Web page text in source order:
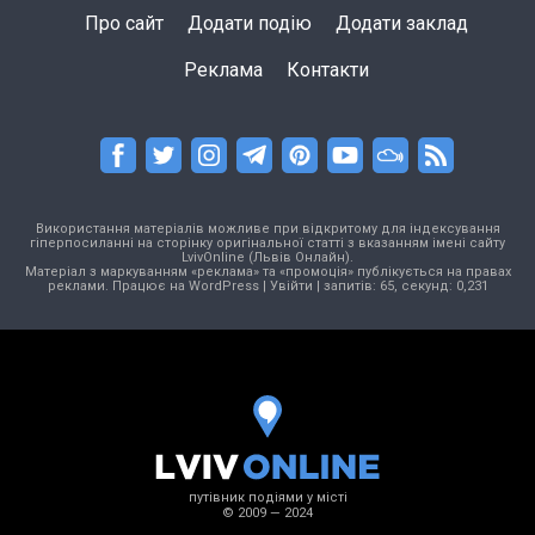
Про сайт Додати подію Додати заклад
Реклама Контакти
Використання матеріалів можливе при відкритому для індексування
гіперпосиланні на сторінку оригінальної статті з вказанням імені сайту
LvivOnline (Львів Онлайн).
Матеріал з маркуванням «реклама» та «промоція» публікується на правах
реклами. Працює на WordPress| Увійти | запитів: 65, секунд: 0,231
путівник подіями у місті
© 2009 — 2024